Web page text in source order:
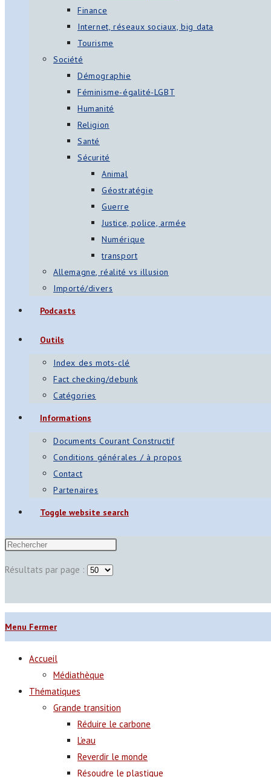
Finance
Internet, réseaux sociaux, big data
Tourisme
Société
Démographie
Féminisme-égalité-LGBT
Humanité
Religion
Santé
Sécurité
Animal
Géostratégie
Guerre
Justice, police, armée
Numérique
transport
Allemagne, réalité vs illusion
Importé/divers
Podcasts
Outils
Index des mots-clé
Fact checking/debunk
Catégories
Informations
Documents Courant Constructif
Conditions générales / à propos
Contact
Partenaires
Toggle website search
Résultats par page :
Menu Fermer
Accueil
Médiathèque
Thématiques
Grande transition
Réduire le carbone
L’eau
Reverdir le monde
Résoudre le plastique